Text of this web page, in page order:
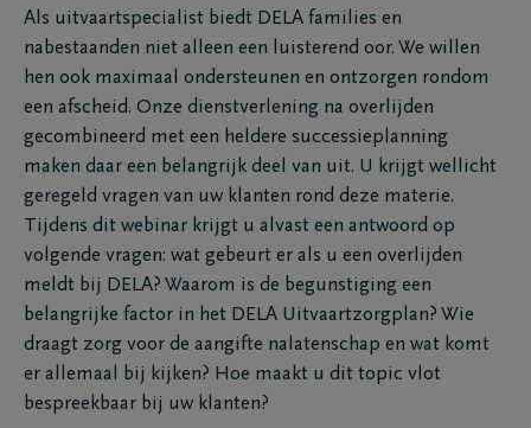
Als uitvaartspecialist biedt DELA families en
nabestaanden niet alleen een luisterend oor. We willen
hen ook maximaal ondersteunen en ontzorgen rondom
een afscheid. Onze dienstverlening na overlijden
gecombineerd met een heldere successieplanning
maken daar een belangrijk deel van uit. U krijgt wellicht
geregeld vragen van uw klanten rond deze materie.
Tijdens dit webinar krijgt u alvast een antwoord op
volgende vragen: wat gebeurt er als u een overlijden
meldt bij DELA? Waarom is de begunstiging een
belangrijke factor in het DELA Uitvaartzorgplan? Wie
draagt zorg voor de aangifte nalatenschap en wat komt
er allemaal bij kijken? Hoe maakt u dit topic vlot
bespreekbaar bij uw klanten?